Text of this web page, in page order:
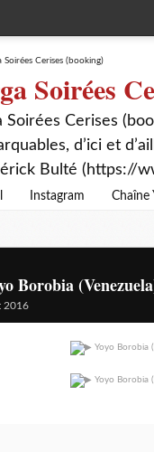
Soirées
Soirées Cerises
d’ici et
Bulté (https://
Instagram Chaîne
Borobia
2016